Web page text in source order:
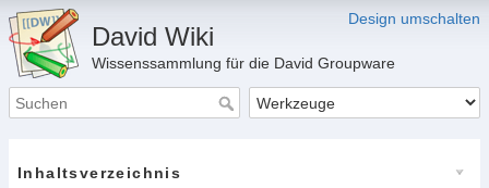
Design umschalten
David Wiki
Wissenssammlung für die David Groupware
Inhaltsverzeichnis